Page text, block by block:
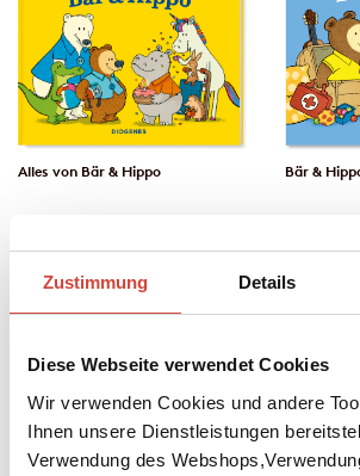
Zustimmung Details
Diese Webseite verwendet Cookies
Wir verwenden Cookies und andere
Ihnen unsere Dienstleistungen
Verwendung des
Alles von Bär & Hippo Bär &